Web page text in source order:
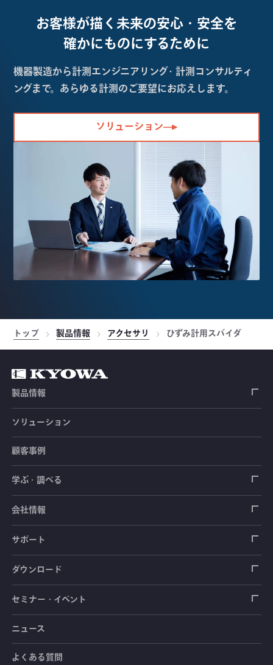
お客様が描く未来の安心・安全を
確かにものにするために
機器製造から計測エンジニアリング・計測コンサルティ
ングまで。あらゆる計測のご要望にお応えします。
ソリューション
トップ 製品情報 アクセサリ ひずみ計用スバイダ
製品情報
ひずみゲージ
センサ（変換器）
ロードセル
加速度センサ
圧力センサ
トルクセンサ
土木建築用センサ
荷重計
土圧計
間隙水圧計
傾斜計
自動車用センサ
シートベルト張力計
操舵力・操舵角計
手ブレーキ計・チェンジレバー操作力計
踏力計
ホイールトルクセンサ
測定器
データロガー
指示計・表示器
増幅器（アンプ）
ハンディ測定器（チェッカ）
ソフトウェア
計測システム
道路用計測システム
鉄道用計測システム
ブリッジボックス
ケーブル・コネクタ
ソリューション
顧客事例
学ぶ・調べる
ひずみゲージ
センサ（変換器）
測定器
光ファイバ計測ソリューション - 学ぶ・調べる
共和技報
会社情報
拠点情報
会社概要
サポート
製品輸出時の取り扱いと該非判定書
毒物及び劇物譲受書
安全データシート（SDS）
カタログ・資料のダウンロード
ダウンロード
カタログ
取扱説明書
CADデータ
セミナー・イベント
セミナー・講習会
イベント・展示会
ニュース
よくある質問